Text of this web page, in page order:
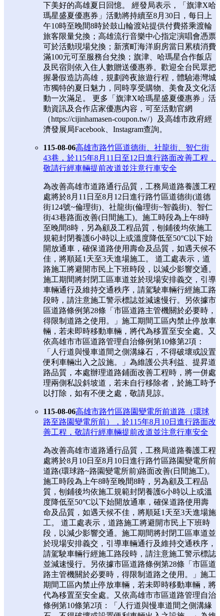
下美好的高雄夏日回憶。 經發局表示，「旗津X哈
瑪星盛夏優惠券」活動將持續至8月30日，每日上
午10時至晚間8時於鼓山輪渡站提供付費搭乘渡輪
旅客限量兌換；高雄流行音樂中心指定演唱會憑票
可於活動現場兌換；新濱町海洋廚房當日累積消費
滿100元可至服務台兌換；旗津、哈瑪星合作飯店
及民宿則依入住人數贈送優惠券。歡迎全台民眾把
握暑假造訪高雄，規劃跨夜旅遊行程，體驗港灣城
市獨特的夏日魅力，同時享受購物、美食及文化活
動一次滿足。 更多「旗津X哈瑪星盛夏優惠券」活
動資訊及合作店家優惠內容，可至活動官網
（https://cijinhamasen-coupon.tw/）及高雄市政府經
濟發展局Facebook、Instagram查詢。
115-08-06高雄市路竹區道德街、社龍街、智仁街
43巷，於115年8月11日至12日進行路面改善工程，
敬請行經車輛提前改道並注意行車安全
為改善高雄市道路通行品質，工務局道路養護工程
處將於8月11日至8月12日進行路竹區道德街(道德
街124號~倫理街)、社龍街(倫理街~智義街)、智仁
街43巷路面改善(日間施工)。施工時段為上午8時
至晚間8時，另為顧及工程品質，刨鋪後均依施工
規範封閉養護6小時以上或溫度降低至50°C以下始
開放通車，確保道路使用壽命及品質，如遇天候不
佳，將順延1天至3天進場施工。 道工處表示，道
路施工將避開市民上下班時段，以減少影響交通。
施工期間將封閉工區車道並於現場安排義交，引導
車輛通行及維持交通秩序，請駕駛車輛行經施工路
段時，請注意施工警示標誌並減速慢行。另依據市
區道路條例第28條「市區道路主管機關於必要時，
得限制道路之使用。」施工期間工區內禁止停放車
輛，若未即時移動車輛，將代為移置至安全處。又
依高雄市市區道路管理自治條例第10條第2項：
「人行道與慢車道間之側溝緣石，不得破壞或設置
便利車輛出入之設施。」為維護公共利益、提昇道
路品質，本處辦理道路鋪面改善工程時，將一併處
理兩側私設斜坡道，若未自行移除者，於施工時予
以打除，如有不便之處，敬請見諒。
115-08-06高雄市路竹區路園變電所前道路（環球
路至路園變電所前），於115年8月10日進行路面改
善工程，敬請行經車輛提前改道並注意行車安全
為改善高雄市道路通行品質，工務局道路養護工程
處將於8月10日至8月10日進行路竹區路園變電所前
道路(環球路~路園變電所前)路面改善(日間施工)。
施工時段為上午8時至晚間8時，另為顧及工程品
質，刨鋪後均依施工規範封閉養護6小時以上或溫
度降低至50°C以下始開放通車，確保道路使用壽
命及品質，如遇天候不佳，將順延1天至3天進場施
工。 道工處表示，道路施工將避開市民上下班時
段，以減少影響交通。施工期間將封閉工區車道並
於現場安排義交，引導車輛通行及維持交通秩序，
請駕駛車輛行經施工路段時，請注意施工警示標誌
並減速慢行。另依據市區道路條例第28條「市區道
路主管機關於必要時，得限制道路之使用。」施工
期間工區內禁止停放車輛，若未即時移動車輛，將
代為移置至安全處。又依高雄市市區道路管理自治
條例第10條第2項：「人行道與慢車道間之側溝緣